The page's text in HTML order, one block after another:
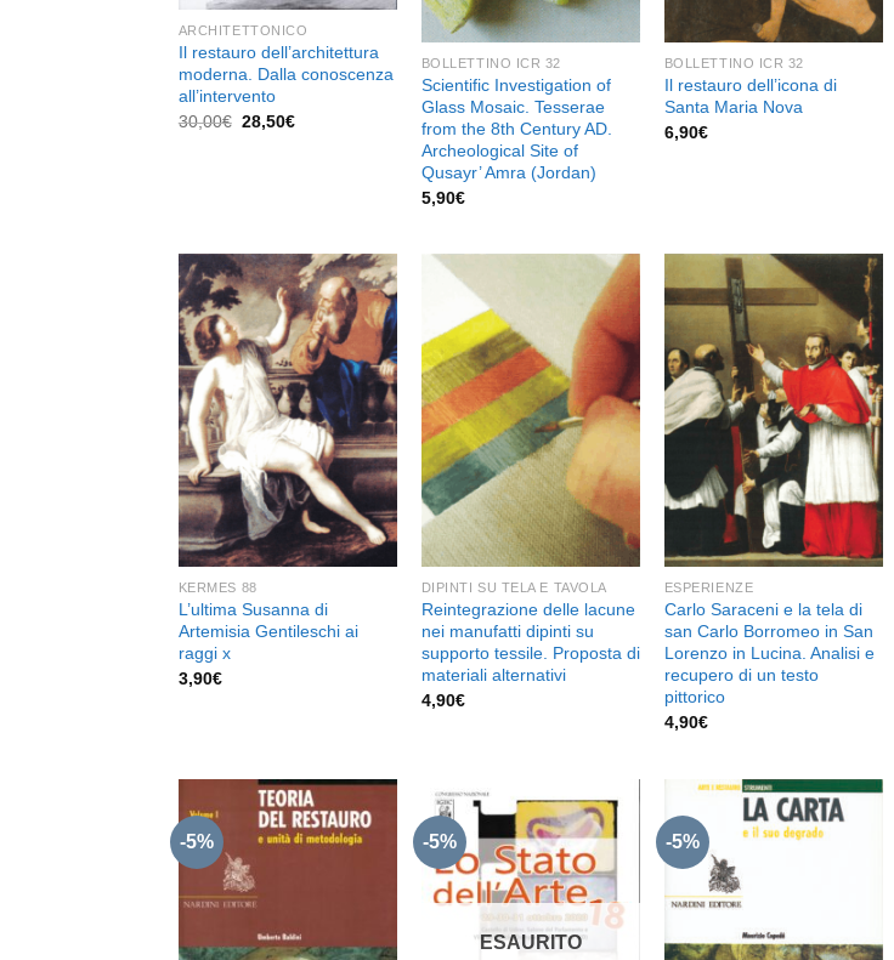
ARCHITETTONICO
Il restauro dell’architettura
moderna. Dalla conoscenza
all’intervento
30,00€ Il
prezzo
28,50€Il
BOLLETTINO ICR 32
Scientific Investigation of
Glass Mosaic. Tesserae
from the 8th Century AD.
Archeological Site of
Qusayr’ Amra (Jordan)
5,90€
BOLLETTINO ICR 32
Il restauro dell’icona di
Santa Maria Nova
6,90€
Aggiungi
alla lista
dei
desideri
KERMES 88
L’ultima Susanna di
Artemisia Gentileschi ai
raggi x
3,90€
Aggiungi
alla lista
dei
desideri
DIPINTI SU TELA E TAVOLA
Reintegrazione delle lacune
nei manufatti dipinti su
supporto tessile. Proposta di
materiali alternativi
4,90€
Aggiungi
alla lista
dei
desideri
ESPERIENZE
Carlo Saraceni e la tela di
san Carlo Borromeo in San
Lorenzo in Lucina. Analisi e
recupero di un testo
pittorico
4,90€
-5% -5%
Aggiungi
alla lista
dei
desideri
ESAURITO
-5%